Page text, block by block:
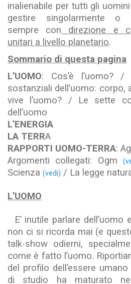
inalienabile per tutti gli
gestire singolarmente o
sempre con direzione e
unitari a livello planetario.
Sommario di questa pagina
L’UOMO: Cos’è l’uomo?
sostanziali dell’uomo:
vive l’uomo? / Le sette
dell’uomo
L’ENERGIA
LA TERRA
RAPPORTI UOMO-TERRA:
Argomenti collegati: Ogm
Scienza (vedi) / La legge
L’UOMO
E’ inutile parlare
non ci si ricorda mai (e
talk-show odierni,
come è fatto l’uomo.
del profilo dell’essere
di studio ha maturato